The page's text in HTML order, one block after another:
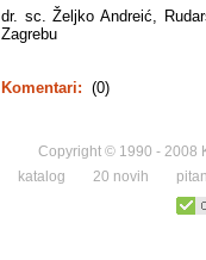
dr. sc. Željko Andreić,
Zagrebu
Komentari: (0)
Copyright © 1990 - 2008
katalog 20 novih